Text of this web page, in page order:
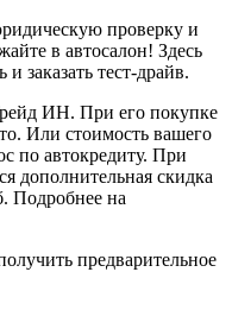
проверку и
в автосалон! Здесь
заказать тест-драйв.
ИН. При его покупке
Или стоимость вашего
по автокредиту. При
дополнительная скидка
Подробнее на
предварительное